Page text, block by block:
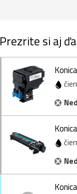
Prezrite si aj